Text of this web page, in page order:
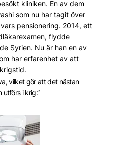
kliniken. En av dem
som nu har tagit över
pensionering. 2014, ett
flydde
Syrien. Nu är han en av
har erfarenhet av att
vilket gör att det nästan
i krig.”